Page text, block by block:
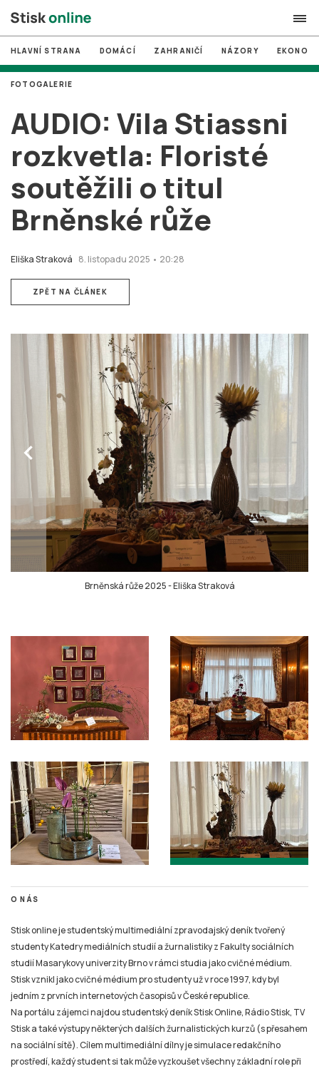
search
# MUNI
# Brno
# volby
login PŘIHLÁSIT SE
Zapomněli jste heslo?
HLAVNÍ STRANA DOMÁCÍ ZAHRANIČÍ NÁZORY
AUDIO: Vila Stiassni
rozkvetla: Floristé
soutěžili o titul
Brněnské růže
Eliška Straková 8. listopadu 2025 • 20:28
FOTOGALERIE
ZPĚT NA ČLÁNEK
chevron_left
Brněnská růže 2025-Eliška Straková
O NÁS
Stisk online je studentský multimediální zpravodajský deník tvořený
studenty Katedry mediálních studií a žurnalistiky z Fakulty sociálních
studií Masarykovy univerzity Brno v rámci studia jako cvičné médium.
Stisk vznikl jako cvičné médium pro studenty už v roce 1997, kdy byl
jedním z prvních internetových časopisů v České republice.
Na portálu zájemci najdou studentský deník Stisk Online, Rádio Stisk, TV
Stisk a také výstupy některých dalších žurnalistických kurzů (s přesahem
na sociální sítě). Cílem multimediální dílny je simulace redakčního
prostředí, každý student si tak může vyzkoušet všechny základní role při